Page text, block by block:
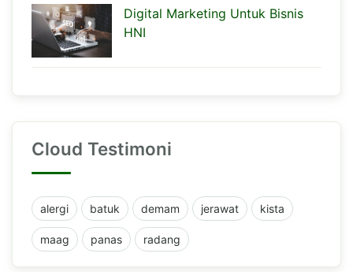
Digital Marketing Untuk Bisnis
HNI
Cloud Testimoni
alergi batuk demam jerawat kista
maag panas radang